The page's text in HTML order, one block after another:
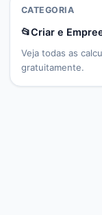
CATEGORIA
📂Criar e
Veja todas as
gratuitamente.